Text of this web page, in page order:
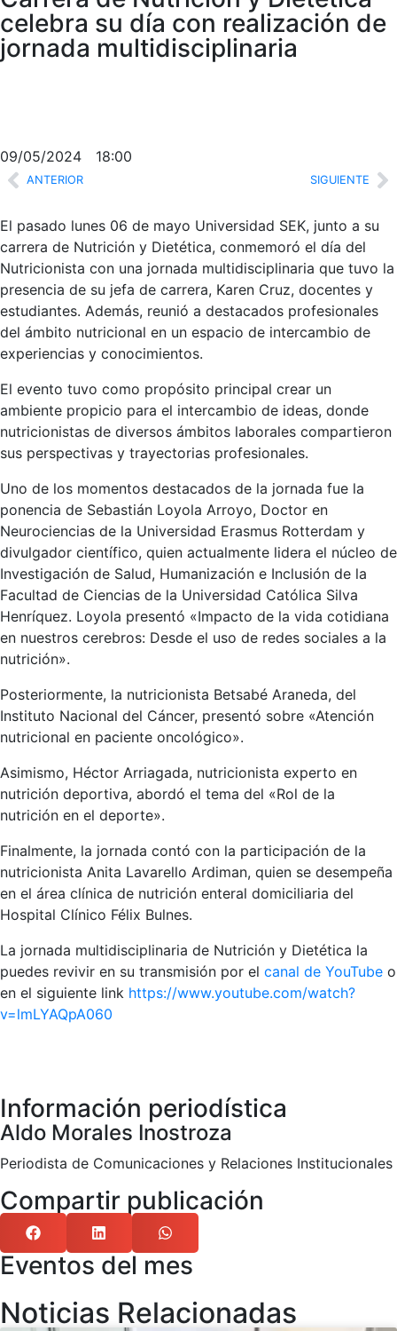
celebra su día con realización de
jornada multidisciplinaria
09/05/2024 18:00
ANTERIOR SIGUIENTE
El pasado lunes 06 de mayo Universidad SEK, junto a su
carrera de Nutrición y Dietética, conmemoró el día del
Nutricionista con una jornada multidisciplinaria que tuvo la
presencia de su jefa de carrera, Karen Cruz, docentes y
estudiantes. Además, reunió a destacados profesionales
del ámbito nutricional en un espacio de intercambio de
experiencias y conocimientos.
El evento tuvo como propósito principal crear un
ambiente propicio para el intercambio de ideas, donde
nutricionistas de diversos ámbitos laborales compartieron
sus perspectivas y trayectorias profesionales.
Uno de los momentos destacados de la jornada fue la
ponencia de Sebastián Loyola Arroyo, Doctor en
Neurociencias de la Universidad Erasmus Rotterdam y
divulgador científico, quien actualmente lidera el núcleo de
Investigación de Salud, Humanización e Inclusión de la
Facultad de Ciencias de la Universidad Católica Silva
Henríquez. Loyola presentó «Impacto de la vida cotidiana
en nuestros cerebros: Desde el uso de redes sociales a la
nutrición».
Posteriormente, la nutricionista Betsabé Araneda, del
Instituto Nacional del Cáncer, presentó sobre «Atención
nutricional en paciente oncológico».
Asimismo, Héctor Arriagada, nutricionista experto en
nutrición deportiva, abordó el tema del «Rol de la
nutrición en el deporte».
Finalmente, la jornada contó con la participación de la
nutricionista Anita Lavarello Ardiman, quien se desempeña
en el área clínica de nutrición enteral domiciliaria del
Hospital Clínico Félix Bulnes.
La jornada multidisciplinaria de Nutrición y Dietética la
puedes revivir en su transmisión por el canal de YouTube o
en el siguiente link https://www.youtube.com/watch?
v=lmLYAQpA060
Información periodística
Aldo Morales Inostroza
Periodista de Comunicaciones y Relaciones Institucionales
Compartir publicación
Eventos del mes
Noticias Relacionadas